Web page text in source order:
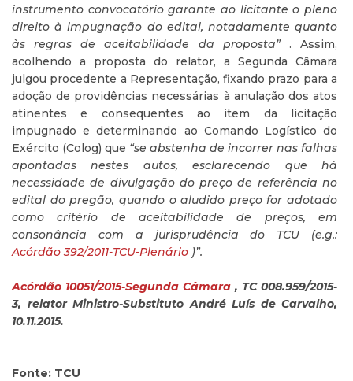
instrumento convocatório garante ao licitante o pleno
direito à impugnação do edital, notadamente quanto
às regras de aceitabilidade da proposta” . Assim,
acolhendo a proposta do relator, a Segunda Câmara
julgou procedente a Representação, fixando prazo para a
adoção de providências necessárias à anulação dos atos
atinentes e consequentes ao item da licitação
impugnado e determinando ao Comando Logístico do
Exército (Colog) que “se abstenha de incorrer nas falhas
apontadas nestes autos, esclarecendo que há
necessidade de divulgação do preço de referência no
edital do pregão, quando o aludido preço for adotado
como critério de aceitabilidade de preços, em
consonância com a jurisprudência do TCU (e.g.:
Acórdão 392/2011-TCU-Plenário )”.
Acórdão 10051/2015-Segunda Câmara , TC 008.959/2015-
3, relator Ministro-Substituto André Luís de Carvalho,
10.11.2015.
Fonte: TCU